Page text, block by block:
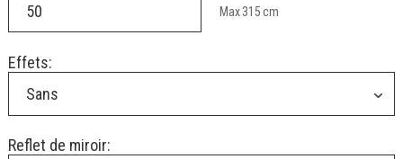
Max315cm
Effets:
Sans
Reflet de miroir: